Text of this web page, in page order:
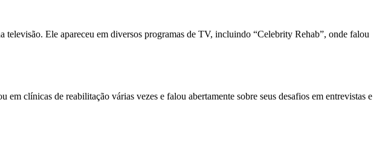
Ele apareceu em diversos programas de TV, incluindo “Celebrity Rehab”, onde falou
clínicas de reabilitação várias vezes e falou abertamente sobre seus desafios em entrevistas e